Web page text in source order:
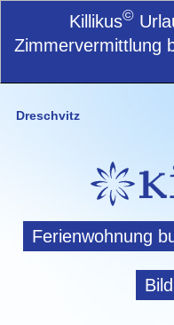
Killikus©
Zimmervermittlung
Dreschvitz
Ferienwohnung